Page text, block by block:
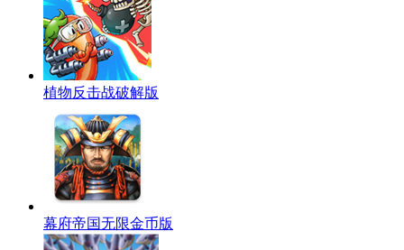
植物反击战破解版
幕府帝国无限金币版